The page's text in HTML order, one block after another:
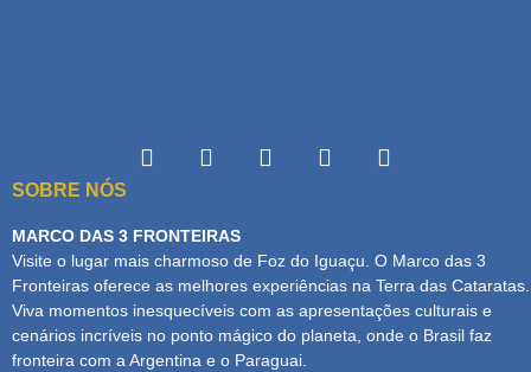
SOBRE NÓS
MARCO DAS 3 FRONTEIRAS
Visite o lugar mais charmoso de Foz do Iguaçu. O Marco das 3
Fronteiras oferece as melhores experiências na Terra das Cataratas.
Viva momentos inesquecíveis com as apresentações culturais e
cenários incríveis no ponto mágico do planeta, onde o Brasil faz
fronteira com a Argentina e o Paraguai.